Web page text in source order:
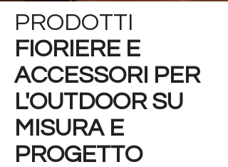
PRODOTTI
FIORIERE E
ACCESSORI PER
L'OUTDOOR SU
MISURA E
PROGETTO